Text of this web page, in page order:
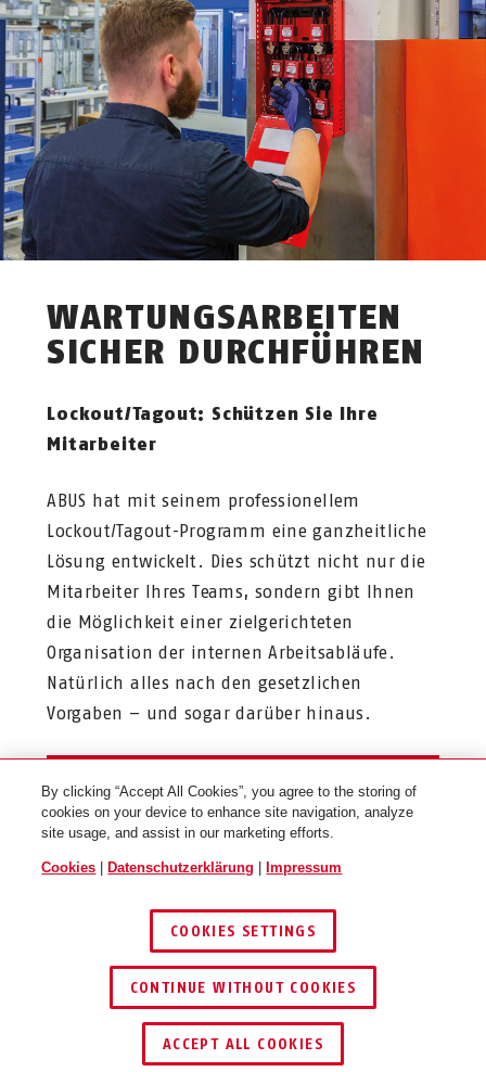
WARTUNGSARBEITEN
SICHER DURCHFÜHREN
Lockout/Tagout: Schützen Sie Ihre
Mitarbeiter
ABUS hat mit seinem professionellem
Lockout/Tagout-Programm eine ganzheitliche
Lösung entwickelt. Dies schützt nicht nur die
Mitarbeiter Ihres Teams, sondern gibt Ihnen
die Möglichkeit einer zielgerichteten
Organisation der internen Arbeitsabläufe.
Natürlich alles nach den gesetzlichen
Vorgaben – und sogar darüber hinaus.
By clicking “Accept All Cookies”, you agree to the storing of
cookies on your device to enhance site navigation, analyze
site usage, and assist in our marketing efforts.
Cookies Datenschutzerklärung Impressum
COOKIES SETTINGS
CONTINUE WITHOUT COOKIES
ACCEPT ALL COOKIES